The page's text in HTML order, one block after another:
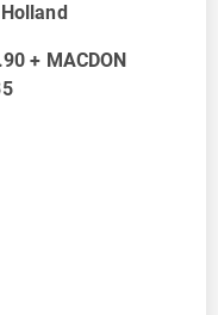
+ MACDON